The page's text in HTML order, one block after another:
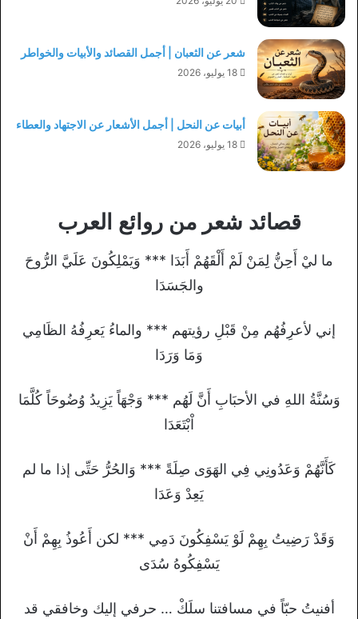
شعر عن الثعبان | أجمل القصائد والأبيات والخواطر
18 يوليو، 2026
أبيات عن النحل | أجمل الأشعار عن الاجتهاد والعطاء
18 يوليو، 2026
قصائد شعر من روائع العرب
ما ليْ أَحِنُّ لِمَنْ لَمْ أَلْقَهُمْ أَبَدَا *** وَيَمْلِكُونَ عَلَيَّ الرُّوحَ
والجَسَدَا
إني لأعرِفُهُم مِنْ قَبْلِ رؤيتهم *** والماءُ يَعرِفُهُ الظَامِي
وَمَا وَرَدَا
وَسُنَّةُ اللهِ في الأحبَابِ أَنَّ لَهُم *** وَجْهَاً يَزِيدُ وُضُوحَاً كُلَّمَا
اْبْتَعَدَا
كَأَنَّهُمْ وَعَدُونِي فِي الهَوَى صِلَةً *** وَالحُرُّ حَتِّى إذا ما لم
يَعِدْ وَعَدَا
وَقَدْ رَضِيتُ بِهِمْ لَوْ يَسْفِكُونَ دَمِي *** لكن أَعُوذُ بِهِمْ أَنْ
يَسْفِكُوهُ سُدَى
أفنيتُ حبّاً في مسافتنا سلَكْ … حرفي إليك وخافقي قد